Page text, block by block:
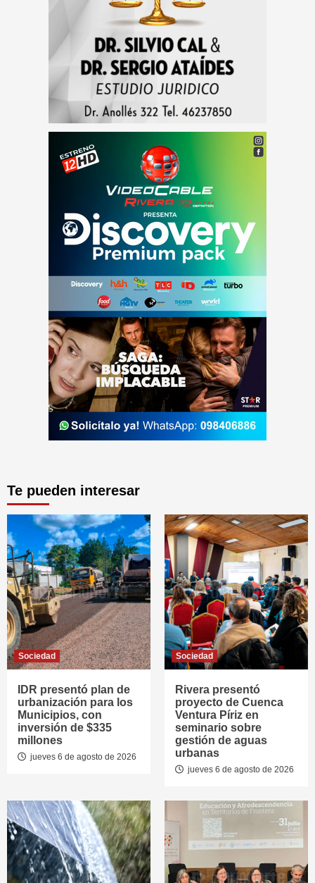
Te pueden interesar
Sociedad
IDR presentó plan de
urbanización para los
Municipios, con
inversión de $335
millones
jueves 6 de agosto de 2026
Sociedad
Rivera presentó
proyecto de Cuenca
Ventura Píriz en
seminario sobre
gestión de aguas
urbanas
jueves 6 de agosto de 2026